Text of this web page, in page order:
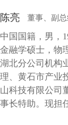
陈亮 董事、副
中国国籍，男，
金融学硕士，物
湖北分公司机构
理、黄石市产业
山科技有限公司
事长特助。现担